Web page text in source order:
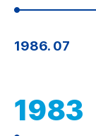
1986. 07
1983